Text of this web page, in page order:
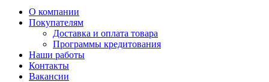
О компании
Покупателям
Доставка и оплата товара
Программы кредитования
Наши работы
Контакты
Вакансии